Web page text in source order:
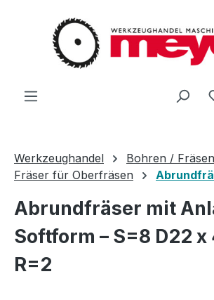
Zum Hauptinhalt springen
Werkzeughandel
Bohren / Fräsen
Fräser für Oberfräsen
Abrundfräser mit
Softform – S=8 D22
R=2